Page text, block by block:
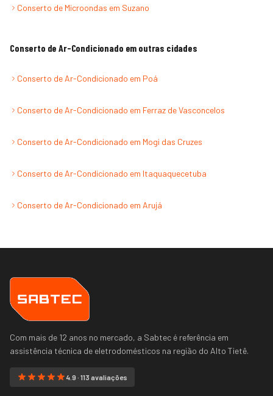
Conserto de Microondas em Suzano
Conserto de Ar-Condicionado em outras cidades
Conserto de Ar-Condicionado em Poá
Conserto de Ar-Condicionado em Ferraz de Vasconcelos
Conserto de Ar-Condicionado em Mogi das Cruzes
Conserto de Ar-Condicionado em Itaquaquecetuba
Conserto de Ar-Condicionado em Arujá
Com mais de 12 anos no mercado, a Sabtec é referência em
assistência técnica de eletrodomésticos na região do Alto Tietê.
4.9 · 113 avaliações